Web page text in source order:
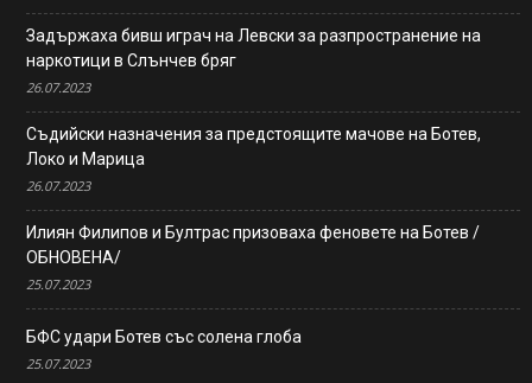
Задържаха бивш играч на Левски за разпространение на
наркотици в Слънчев бряг
26.07.2023
Съдийски назначения за предстоящите мачове на Ботев,
Локо и Марица
26.07.2023
Илиян Филипов и Бултрас призоваха феновете на Ботев /
ОБНОВЕНА/
25.07.2023
БФС удари Ботев със солена глоба
25.07.2023